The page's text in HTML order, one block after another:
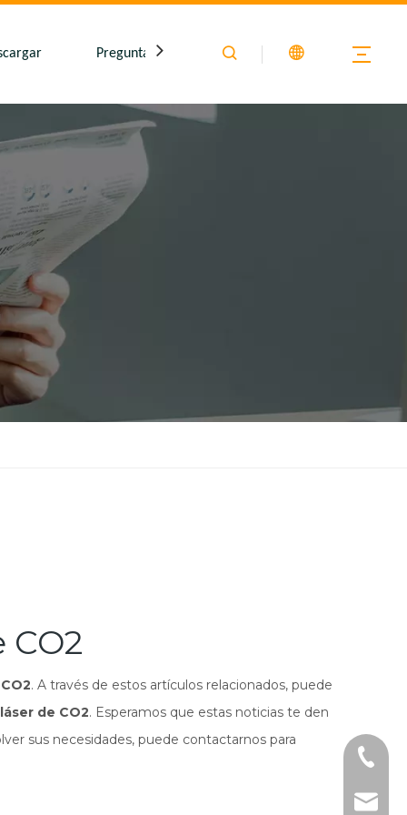
Preguntas más frecuentes Contáctenos
. A través de estos artículos relacionados, puede
de CO2. Esperamos que estas noticias te den
sus necesidades, puede contactarnos para
+86 -